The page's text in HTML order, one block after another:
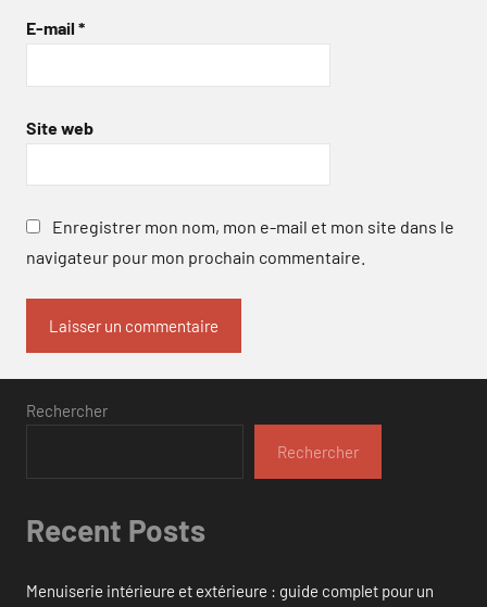
E-mail *
Site web
Enregistrer mon nom, mon e-mail et mon site dans le
navigateur pour mon prochain commentaire.
Rechercher
Rechercher
Recent Posts
Menuiserie intérieure et extérieure : guide complet pour un